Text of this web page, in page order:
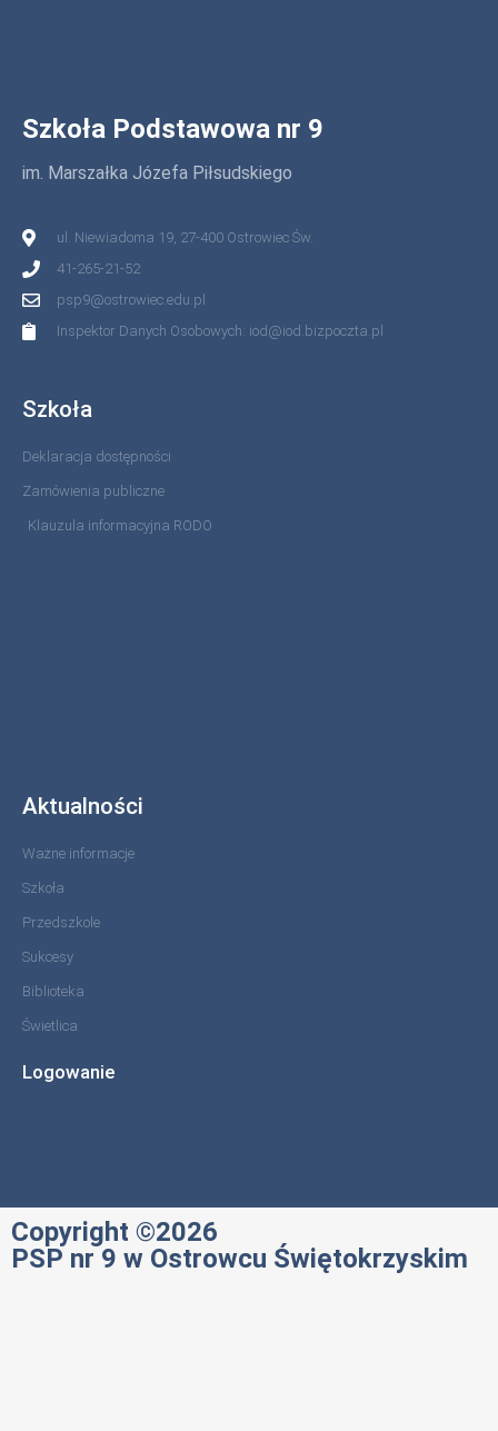
Szkoła Podstawowa nr 9
im. Marszałka Józefa Piłsudskiego
ul. Niewiadoma 19, 27-400 Ostrowiec Św.
41-265-21-52
psp9@ostrowiec.edu.pl
Inspektor Danych Osobowych: iod@iod.bizpoczta.pl
Szkoła
Deklaracja dostępności
Zamówienia publiczne
Klauzula informacyjna RODO
Aktualności
Ważne informacje
Szkoła
Przedszkole
Sukcesy
Biblioteka
Świetlica
Logowanie
Copyright ©2026
PSP nr 9 w Ostrowcu Świętokrzyskim